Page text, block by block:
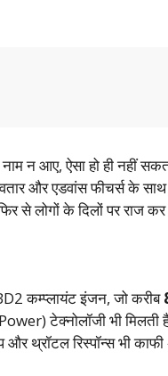
न आए, ऐसा हो ही नहीं
और एडवांस फीचर्स के
से लोगों के दिलों पर राज कर
कम्प्लायंट इंजन, जो करीब
टेक्नोलॉजी भी मिलती
थ्रॉटल रिस्पॉन्स भी